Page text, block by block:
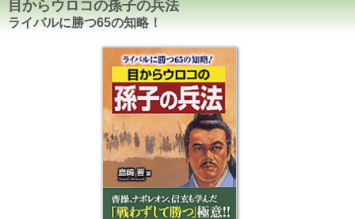
目からウロコの孫子の兵法
ライバルに勝つ65の知略！